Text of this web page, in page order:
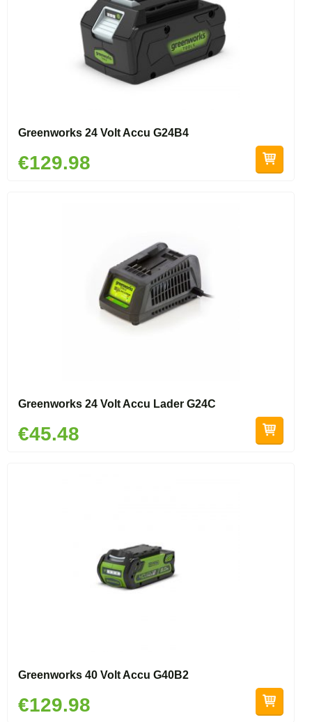
Greenworks 24 Volt Accu G24B4
€129.98
Greenworks 24 Volt Accu Lader G24C
€45.48
Greenworks 40 Volt Accu G40B2
€129.98